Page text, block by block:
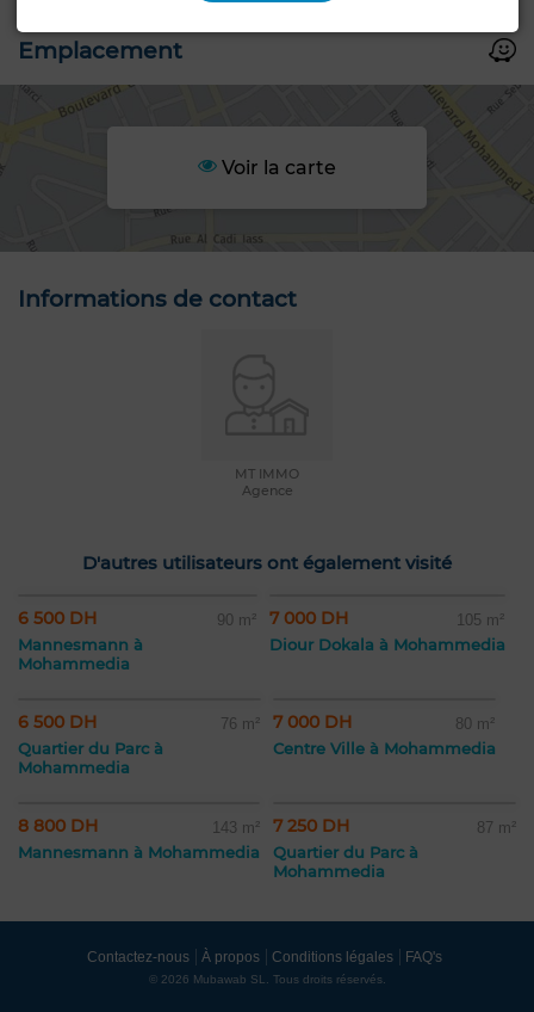
Emplacement
Voir la carte
Informations de contact
MT IMMO
Agence
D'autres utilisateurs ont également visité
6 500 DH 90 m²
Mannesmann à
Mohammedia
7 000 DH 105 m²
Diour Dokala à Mohammedia
6 500 DH 76 m²
Quartier du Parc à
Mohammedia
7 000 DH 80 m²
Centre Ville à Mohammedia
8 800 DH 143 m²
Mannesmann à Mohammedia
7 250 DH 87 m²
Quartier du Parc à
Mohammedia
Contactez-nous À propos Conditions légales FAQ's
© 2026 Mubawab SL. Tous droits réservés.